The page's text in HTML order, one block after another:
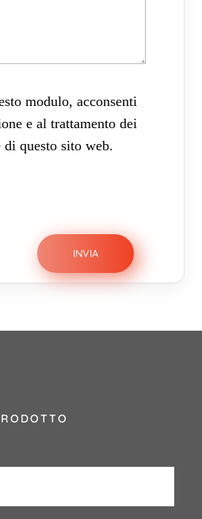
modulo, acconsenti
e al trattamento dei
questo sito web.